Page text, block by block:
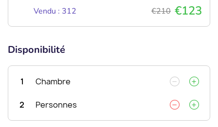
Vendu : 312 €210 €123
Disponibilité
1 Chambre
2 Personnes